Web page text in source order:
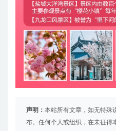
声明： 本站所有文章，如无特殊
布。任何个人或组织，在未征得